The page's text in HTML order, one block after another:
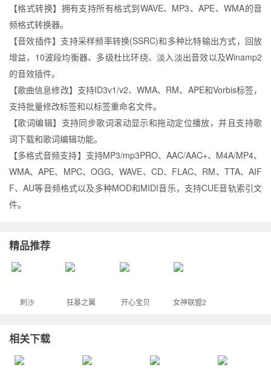
【格式转换】拥有支持所有格式到WAVE、MP3、APE、WMA的音
频格式转换器。
【音效插件】支持采样频率转换(SSRC)和多种比特输出方式，回放
增益，10波段均衡器、多级杜比环绕、淡入淡出音效以及Winamp2
的音效插件。
【歌曲信息修改】支持ID3v1/v2、WMA、RM、APE和Vorbis标签，
支持批量修改标签和以标签重命名文件。
【歌词编辑】支持同步歌词滚动显示和拖动定位播放，并且支持歌
词下载和歌词编辑功能。
【多格式音频支持】支持MP3/mp3PRO、AAC/AAC+、M4A/MP4、
WMA、APE、MPC、OGG、WAVE、CD、FLAC、RM、TTA、AIF
F、AU等音频格式以及多种MOD和MIDI音乐，支持CUE音轨索引文
件。
精品推荐
刺沙 狂暴之翼 开心宝贝 女神联盟2
相关下载